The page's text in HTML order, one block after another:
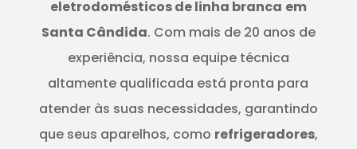
eletrodomésticos de linha branca em
Santa Cândida. Com mais de 20 anos de
experiência, nossa equipe técnica
altamente qualificada está pronta para
atender às suas necessidades, garantindo
que seus aparelhos, como refrigeradores,